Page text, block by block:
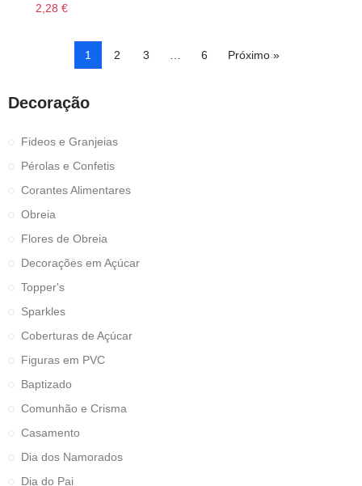
2,28 €
1 2 3 … 6 Próximo »
Decoração
Fideos e Granjeias
Pérolas e Confetis
Corantes Alimentares
Obreia
Flores de Obreia
Decorações em Açúcar
Topper's
Sparkles
Coberturas de Açúcar
Figuras em PVC
Baptizado
Comunhão e Crisma
Casamento
Dia dos Namorados
Dia do Pai